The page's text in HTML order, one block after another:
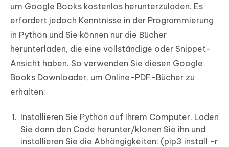
um Google Books kostenlos herunterzuladen. Es
erfordert jedoch Kenntnisse in der Programmierung
in Python und Sie können nur die Bücher
herunterladen, die eine vollständige oder Snippet-
Ansicht haben. So verwenden Sie diesen Google
Books Downloader, um Online-PDF-Bücher zu
erhalten:
Installieren Sie Python auf Ihrem Computer. Laden
Sie dann den Code herunter/klonen Sie ihn und
installieren Sie die Abhängigkeiten: (pip3 install -r